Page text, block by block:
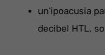
un’ipoacusia
decibel HTL,